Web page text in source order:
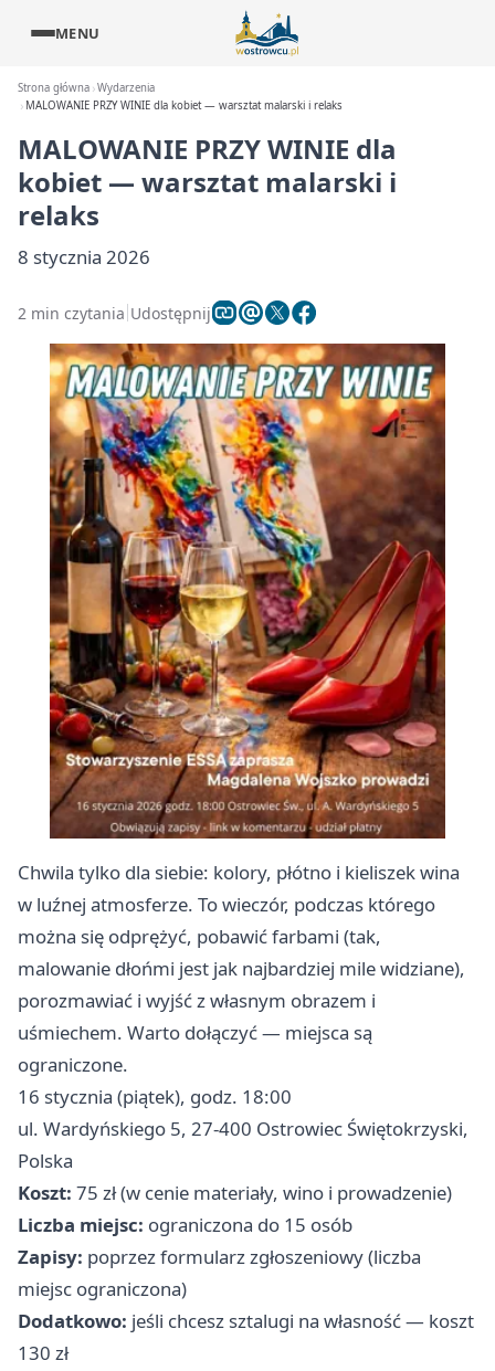
MENU
Strona główna Wydarzenia
MALOWANIE PRZY WINIE dla kobiet — warsztat malarski i relaks
MALOWANIE PRZY WINIE dla
kobiet — warsztat malarski i
relaks
8 stycznia 2026
2 min czytania Udostępnij
Chwila tylko dla siebie: kolory, płótno i kieliszek wina
w luźnej atmosferze. To wieczór, podczas którego
można się odprężyć, pobawić farbami (tak,
malowanie dłońmi jest jak najbardziej mile widziane),
porozmawiać i wyjść z własnym obrazem i
uśmiechem. Warto dołączyć — miejsca są
ograniczone.
16 stycznia (piątek), godz. 18:00
ul. Wardyńskiego 5, 27-400 Ostrowiec Świętokrzyski,
Polska
Koszt: 75 zł (w cenie materiały, wino i prowadzenie)
Liczba miejsc: ograniczona do 15 osób
Zapisy: poprzez formularz zgłoszeniowy (liczba
miejsc ograniczona)
Dodatkowo: jeśli chcesz sztalugi na własność — koszt
130 zł